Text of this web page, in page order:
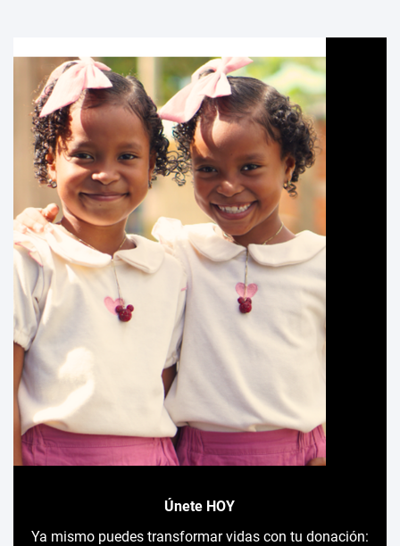
Únete HOY
Ya mismo puedes transformar vidas con tu donación: